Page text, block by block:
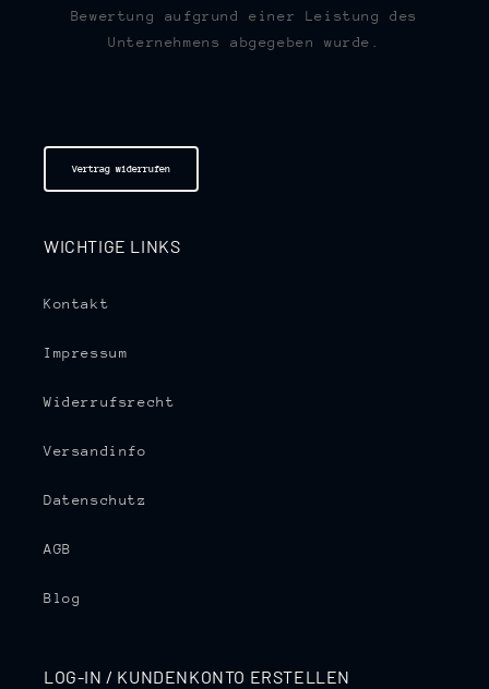
Bewertung aufgrund einer Leistung des
Unternehmens abgegeben wurde.
Vertrag widerrufen
WICHTIGE LINKS
Kontakt
Impressum
Widerrufsrecht
Versandinfo
Datenschutz
AGB
Blog
LOG-IN / KUNDENKONTO ERSTELLEN